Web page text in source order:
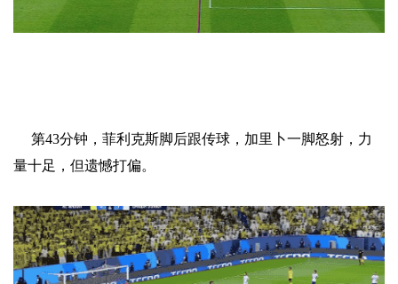
第43分钟，菲利克斯脚后跟传球，加里卜一脚怒射，力
量十足，但遗憾打偏。